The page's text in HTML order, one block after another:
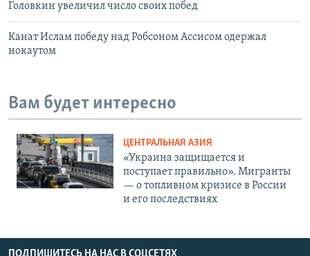
Головкин увеличил число своих побед
Канат Ислам победу над Робсоном Ассисом одержал
нокаутом
Вам будет интересно
ЦЕНТРАЛЬНАЯ АЗИЯ
«Украина защищается и
поступает правильно». Мигранты
— о топливном кризисе в России
и его последствиях